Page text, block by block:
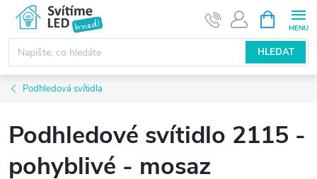
obsah
HLEDAT
NÁKUPNÍ
KOŠÍK
Podhledová svítidla
Podhledové svítidlo 2115 -
pohyblivé - mosaz